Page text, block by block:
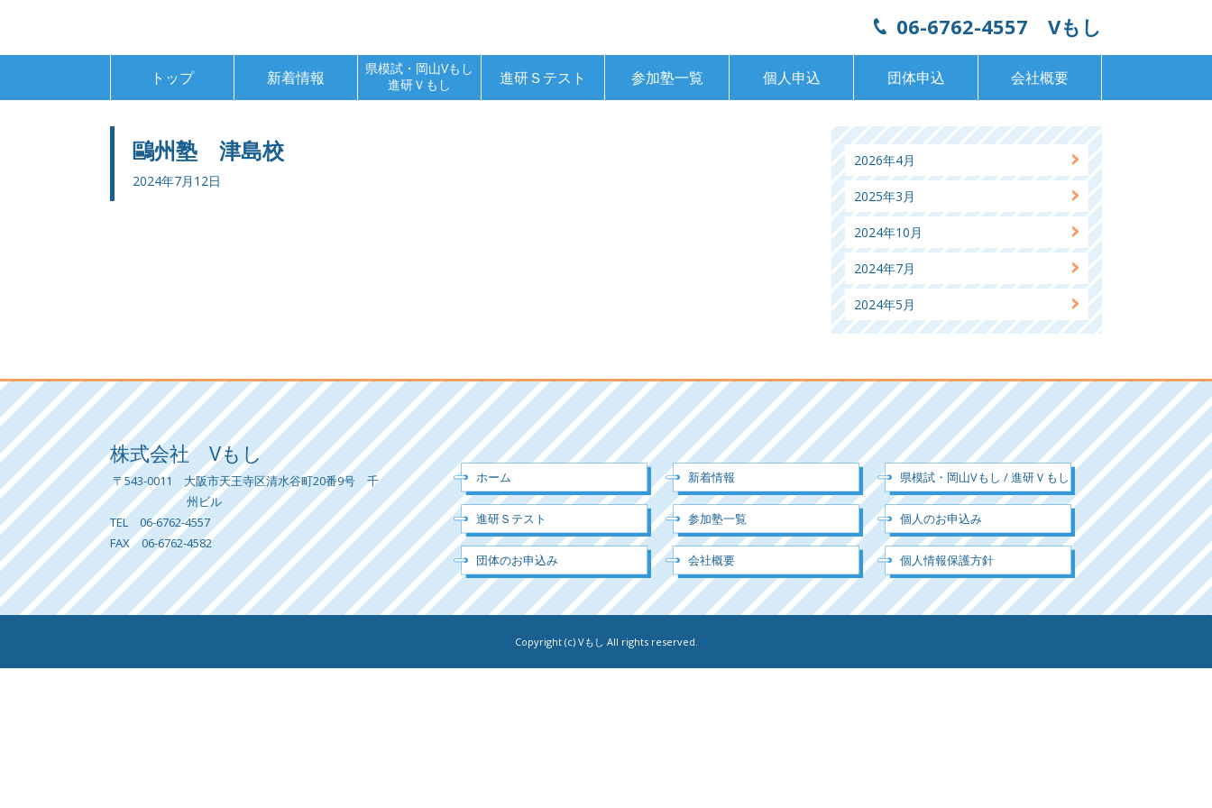
06-6762-4557 Vもし
トップ 新着情報
県模試・岡山Vもし
進研Ｖもし
進研Ｓテスト 参加塾一覧 個人申込 団体申込 会社概要
鷗州塾 津島校
2024年7月12日
2026年4月
2025年3月
2024年10月
2024年7月
2024年5月
株式会社 Vもし
〒543-0011 大阪市天王寺区清水谷町20番9号 千
州ビル
TEL 06-6762-4557
FAX 06-6762-4582
ホーム 新着情報 県模試・岡山Vもし / 進研Ｖもし
進研Ｓテスト 参加塾一覧 個人のお申込み
団体のお申込み 会社概要 個人情報保護方針
Copyright (c) Vもし All rights reserved.